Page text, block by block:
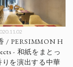
/ PERSIMMON H
- 和紙をまとっ
りを演出する中華